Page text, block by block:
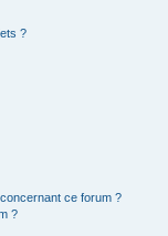
?
ce forum ?
?